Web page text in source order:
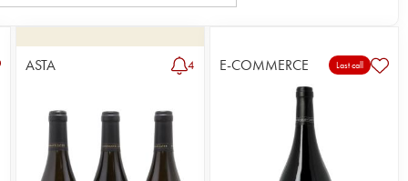
ASTA 4 E-COMMERCE Last call